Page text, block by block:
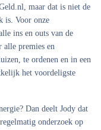
maar dat is niet de
is. Voor onze
ins en outs van de
alle premies en
te ordenen en in een
het voordeligste
Dan deelt Jody dat
onderzoek op